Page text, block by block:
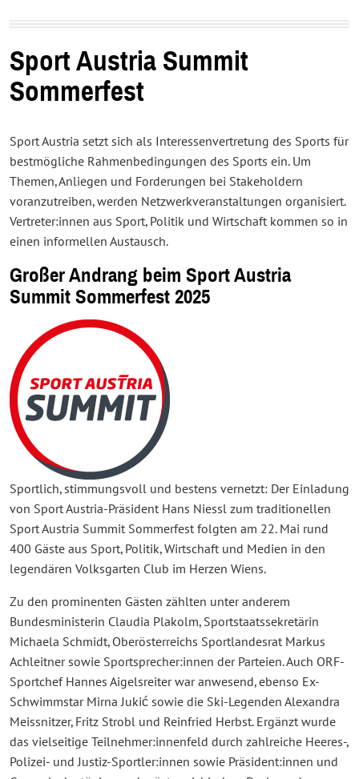
Sport Austria Summit
Sommerfest
Sport Austria setzt sich als Interessenvertretung des Sports für
bestmögliche Rahmenbedingungen des Sports ein. Um
Themen, Anliegen und Forderungen bei Stakeholdern
voranzutreiben, werden Netzwerkveranstaltungen organisiert.
Vertreter:innen aus Sport, Politik und Wirtschaft kommen so in
einen informellen Austausch.
Großer Andrang beim Sport Austria
Summit Sommerfest 2025
Sportlich, stimmungsvoll und bestens vernetzt: Der Einladung
von Sport Austria-Präsident Hans Niessl zum traditionellen
Sport Austria Summit Sommerfest folgten am 22. Mai rund
400 Gäste aus Sport, Politik, Wirtschaft und Medien in den
legendären Volksgarten Club im Herzen Wiens.
Zu den prominenten Gästen zählten unter anderem
Bundesministerin Claudia Plakolm, Sportstaatssekretärin
Michaela Schmidt, Oberösterreichs Sportlandesrat Markus
Achleitner sowie Sportsprecher:innen der Parteien. Auch ORF-
Sportchef Hannes Aigelsreiter war anwesend, ebenso Ex-
Schwimmstar Mirna Jukić sowie die Ski-Legenden Alexandra
Meissnitzer, Fritz Strobl und Reinfried Herbst. Ergänzt wurde
das vielseitige Teilnehmer:innenfeld durch zahlreiche Heeres-,
Polizei- und Justiz-Sportler:innen sowie Präsident:innen und